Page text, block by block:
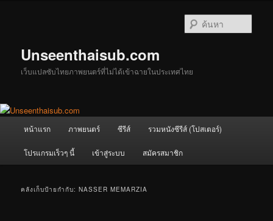
Unseenthaisub.com
เว็บแปลซับไทยภาพยนตร์ที่ไม่ได้เข้าฉายในประเทศไทย
หน้าแรก ภาพยนตร์ ซีรีส์ รวมหนังซีรีส์ (โปสเตอร์)
โปรแกรมเร็วๆ นี้ เข้าสู่ระบบ สมัครสมาชิก
คลังเก็บป้ายกำกับ:NASSER MEMARZIA